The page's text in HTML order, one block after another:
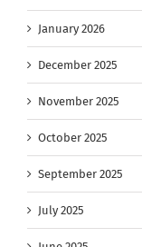
January 2026
December 2025
November 2025
October 2025
September 2025
July 2025